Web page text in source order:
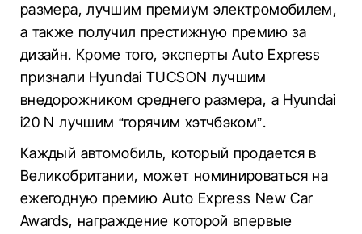
размера, лучшим премиум электромобилем,
а также получил престижную премию за
дизайн. Кроме того, эксперты Auto Express
признали Hyundai TUCSON лучшим
внедорожником среднего размера, а Hyundai
i20 N лучшим “горячим хэтчбэком”.
Каждый автомобиль, который продается в
Великобритании, может номинироваться на
ежегодную премию Auto Express New Car
Awards, награждение которой впервые